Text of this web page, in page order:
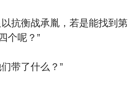
抗衡战承胤，若是能找到第
个呢？”
带了什么？”